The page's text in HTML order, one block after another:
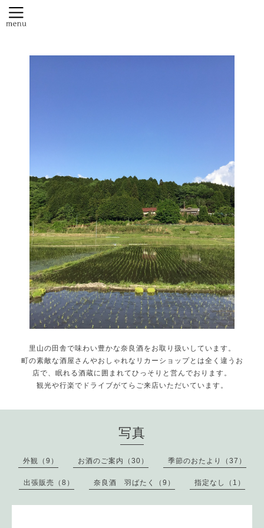
里山の田舎で味わい豊かな奈良酒をお取り扱いしています。
町の素敵な酒屋さんやおしゃれなリカーショップとは全く違うお
店で、眠れる酒蔵に囲まれてひっそりと営んでおります。
観光や行楽でドライブがてらご来店いただいています。
写真
外観（9） お酒のご案内（30） 季節のおたより（37）
出張販売（8） 奈良酒 羽ばたく（9） 指定なし（1）